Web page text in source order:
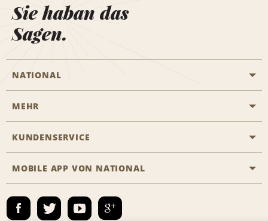
Sie haban das
Sagen.
NATIONAL
Eine Reservierung vornehmen
Das Business Rental Programm
Emerald Club Anmelden
MEHR
Karriere
KUNDENSERVICE
Barrierefreiheit
Kontakt
E-Mail anmelden
MOBILE APP VON NATIONAL